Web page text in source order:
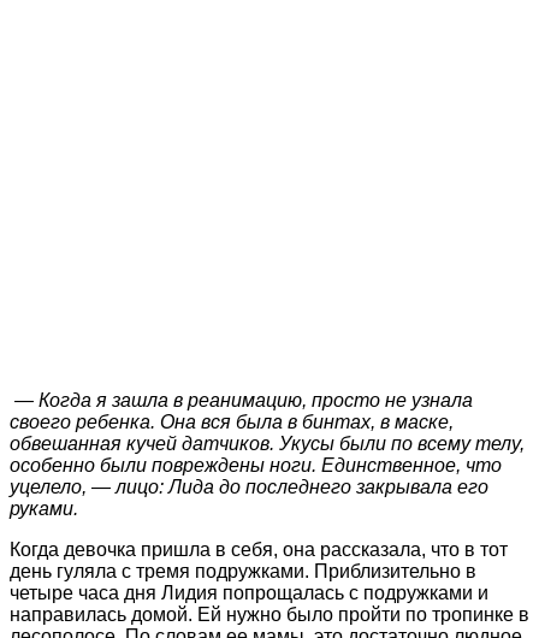
— Когда я зашла в реанимацию, просто не узнала
своего ребенка. Она вся была в бинтах, в маске,
обвешанная кучей датчиков. Укусы были по всему телу,
особенно были повреждены ноги. Единственное, что
уцелело, — лицо: Лида до последнего закрывала его
руками.
Когда девочка пришла в себя, она рассказала, что в тот
день гуляла с тремя подружками. Приблизительно в
четыре часа дня Лидия попрощалась с подружками и
направилась домой. Ей нужно было пройти по тропинке в